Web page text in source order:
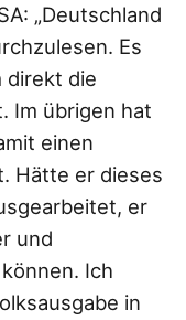
„Deutschland
Es
direkt die
Im übrigen hat
einen
Hätte er dieses
er
und
Ich
in